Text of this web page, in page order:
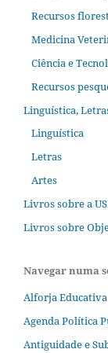
Recursos
Medicina
Ciência e
Recursos
Linguística,
Linguística
Letras
Artes
Livros sobre a
Livros sobre
Navegar numa
Alforja Educativa
Agenda Política
Antiguidade e